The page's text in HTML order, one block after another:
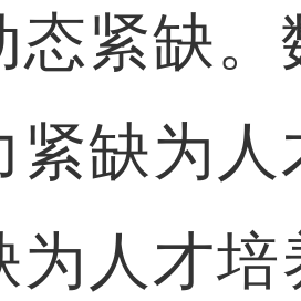
紧缺
缺为
人才